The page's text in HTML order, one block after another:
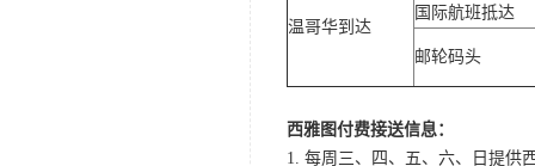
温哥华到达
国际航班抵达
邮轮码头
西雅图付费接送信息：
1. 每周三、四、五、六、日提供